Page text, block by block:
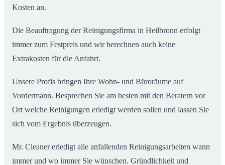
Kosten an.
Die Beauftragung der Reinigungsfirma in Heilbronn erfolgt
immer zum Festpreis und wir berechnen auch keine
Extrakosten für die Anfahrt.
Unsere Profis bringen Ihre Wohn- und Büroräume auf
Vordermann. Besprechen Sie am besten mit den Beratern vor
Ort welche Reinigungen erledigt werden sollen und lassen Sie
sich vom Ergebnis überzeugen.
Mr. Cleaner erledigt alle anfallenden Reinigungsarbeiten wann
immer und wo immer Sie wünschen. Gründlichkeit und